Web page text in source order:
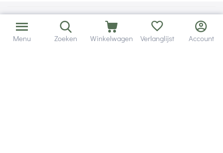
Menu Zoeken Winkelwagen Verlanglijst Account